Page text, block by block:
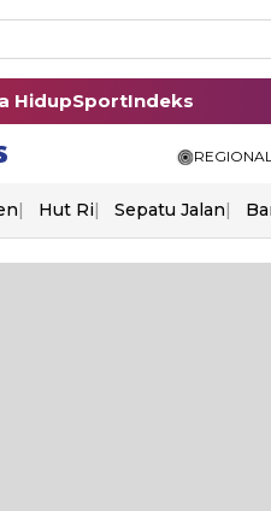
HidupSportIndeks
Hut Ri Sepatu Jalan